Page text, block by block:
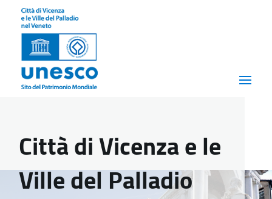
Città di Vicenza e le
Ville del Palladio